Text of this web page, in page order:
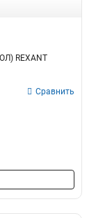
REXANT
Сравнить